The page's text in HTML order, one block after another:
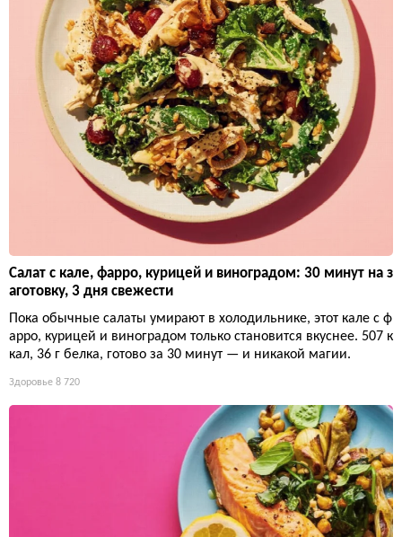
Салат с кале, фарро, курицей и виноградом: 30 минут на з
аготовку, 3 дня свежести
Пока обычные салаты умирают в холодильнике, этот кале с ф
арро, курицей и виноградом только становится вкуснее. 507 к
кал, 36 г белка, готово за 30 минут — и никакой магии.
Здоровье 8 720